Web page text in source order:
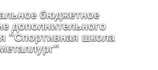
бюджетное
дополнительного
"Спортивная школа